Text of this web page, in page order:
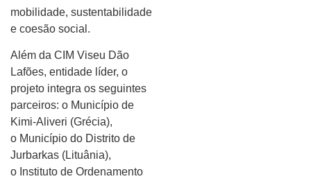
mobilidade, sustentabilidade
e coesão social.
Além da CIM Viseu Dão
Lafões, entidade líder, o
projeto integra os seguintes
parceiros: o Município de
Kimi-Aliveri (Grécia),
o Município do Distrito de
Jurbarkas (Lituânia),
o Instituto de Ordenamento